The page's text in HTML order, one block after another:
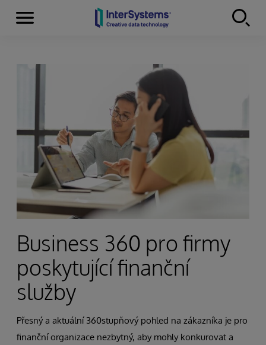
Skip to content
Menu
Business 360 pro firmy
poskytující finanční
služby
Přesný a aktuální 360stupňový pohled na zákazníka je pro
finanční organizace nezbytný, aby mohly konkurovat a